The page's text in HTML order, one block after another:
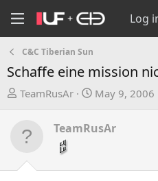
Log
C&C Tiberian Sun
Schaffe eine mission
T
e
d
TeamRusAr
S
d
May 9, 2006
TeamRusAr